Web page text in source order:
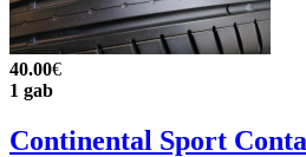
40.00€
1 gab
Continental Sport